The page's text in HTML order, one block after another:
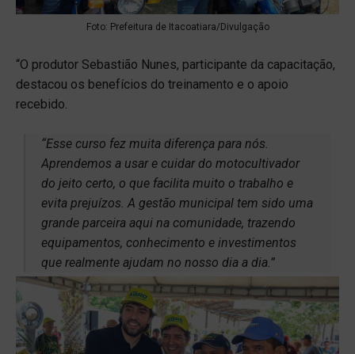
Foto: Prefeitura de Itacoatiara/Divulgação
“O produtor Sebastião Nunes, participante da capacitação,
destacou os benefícios do treinamento e o apoio
recebido.
“Esse curso fez muita diferença para nós.
Aprendemos a usar e cuidar do motocultivador
do jeito certo, o que facilita muito o trabalho e
evita prejuízos. A gestão municipal tem sido uma
grande parceira aqui na comunidade, trazendo
equipamentos, conhecimento e investimentos
que realmente ajudam no nosso dia a dia.”